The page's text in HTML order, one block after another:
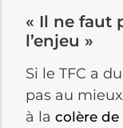
« Il ne faut
l’enjeu »
Si le TFC a
pas au
à la colère